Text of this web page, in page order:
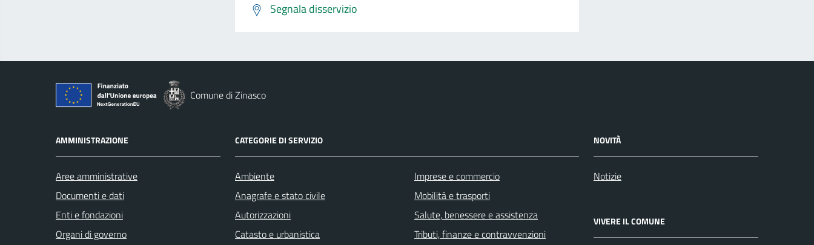
Segnala disservizio
Comune di Zinasco
AMMINISTRAZIONE
Aree amministrative
Documenti e dati
Enti e fondazioni
Organi di governo
CATEGORIE DI SERVIZIO
Ambiente
Anagrafe e stato civile
Autorizzazioni
Catasto e urbanistica
Imprese e commercio
Mobilità e trasporti
Salute, benessere e assistenza
Tributi, finanze e contravvenzioni
NOVITÀ
Notizie
VIVERE IL COMUNE